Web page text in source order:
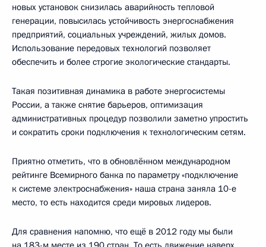
новых установок снизилась аварийность тепловой
генерации, повысилась устойчивость энергоснабжения
предприятий, социальных учреждений, жилых домов.
Использование передовых технологий позволяет
обеспечить и более строгие экологические стандарты.
Такая позитивная динамика в работе энергосистемы
России, а также снятие барьеров, оптимизация
административных процедур позволили заметно упростить
и сократить сроки подключения к технологическим сетям.
Приятно отметить, что в обновлённом международном
рейтинге Всемирного банка по параметру «подключение
к системе электроснабжения» наша страна заняла 10-е
место, то есть находится среди мировых лидеров.
Для сравнения напомню, что ещё в 2012 году мы были